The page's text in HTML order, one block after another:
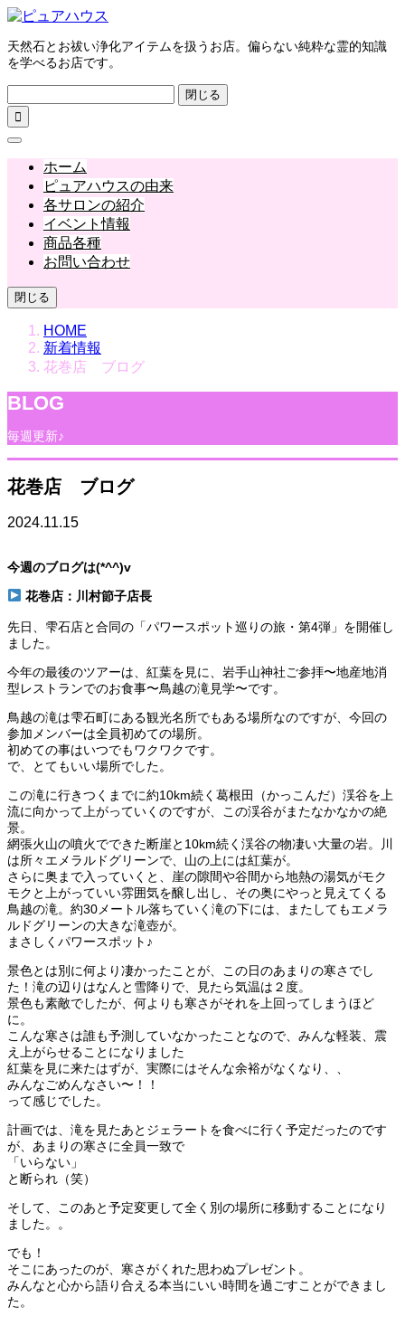
天然石とお祓い浄化アイテムを扱うお店。偏らない純粋な霊的知識
を学べるお店です。
閉じる

ホーム
ピュアハウスの由来
各サロンの紹介
イベント情報
商品各種
お問い合わせ
閉じる
HOME
新着情報
花巻店 ブログ
BLOG
毎週更新♪
花巻店 ブログ
2024.11.15
今週のブログは(*^^)v
花巻店：川村節子店長
先日、雫石店と合同の「パワースポット巡りの旅・第4弾」を開催し
ました。
今年の最後のツアーは、紅葉を見に、岩手山神社ご参拝〜地産地消
型レストランでのお食事〜鳥越の滝見学〜です。
鳥越の滝は雫石町にある観光名所でもある場所なのですが、今回の
参加メンバーは全員初めての場所。
初めての事はいつでもワクワクです。
で、とてもいい場所でした。
この滝に行きつくまでに約10km続く葛根田（かっこんだ）渓谷を上
流に向かって上がっていくのですが、この渓谷がまたなかなかの絶
景。
網張火山の噴火でできた断崖と10km続く渓谷の物凄い大量の岩。川
は所々エメラルドグリーンで、山の上には紅葉が。
さらに奥まで入っていくと、崖の隙間や谷間から地熱の湯気がモク
モクと上がっていい雰囲気を醸し出し、その奥にやっと見えてくる
鳥越の滝。約30メートル落ちていく滝の下には、またしてもエメラ
ルドグリーンの大きな滝壺が。
まさしくパワースポット♪
景色とは別に何より凄かったことが、この日のあまりの寒さでし
た！滝の辺りはなんと雪降りで、見たら気温は２度。
景色も素敵でしたが、何よりも寒さがそれを上回ってしまうほど
に。
こんな寒さは誰も予測していなかったことなので、みんな軽装、震
え上がらせることになりました
紅葉を見に来たはずが、実際にはそんな余裕がなくなり、、
みんなごめんなさい〜！！
って感じでした。
計画では、滝を見たあとジェラートを食べに行く予定だったのです
が、あまりの寒さに全員一致で
「いらない」
と断られ（笑）
そして、このあと予定変更して全く別の場所に移動することになり
ました。。
でも！
そこにあったのが、寒さがくれた思わぬプレゼント。
みんなと心から語り合える本当にいい時間を過ごすことができまし
た。